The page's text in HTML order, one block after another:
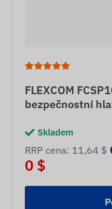
FLEXCOM
bezpečnostní
Skladem
RRP cena: 11,64 $
0 $